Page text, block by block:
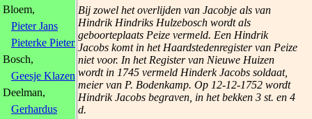
Bij zowel het overlijden van Jacobje als van
Hindrik Hindriks Hulzebosch wordt als
geboorteplaats Peize vermeld. Een Hindrik
Jacobs komt in het Haardstedenregister van Peize
niet voor. In het Register van Nieuwe Huizen
wordt in 1745 vermeld Hinderk Jacobs soldaat,
meier van P. Bodenkamp. Op 12-12-1752 wordt
Hindrik Jacobs begraven, in het bekken 3 st. en 4
d.
Bloem,
Pieter Jans
Pieterke Pieters, 1796
Bosch,
Geesje Klazens
Deelman,
Gerhardus